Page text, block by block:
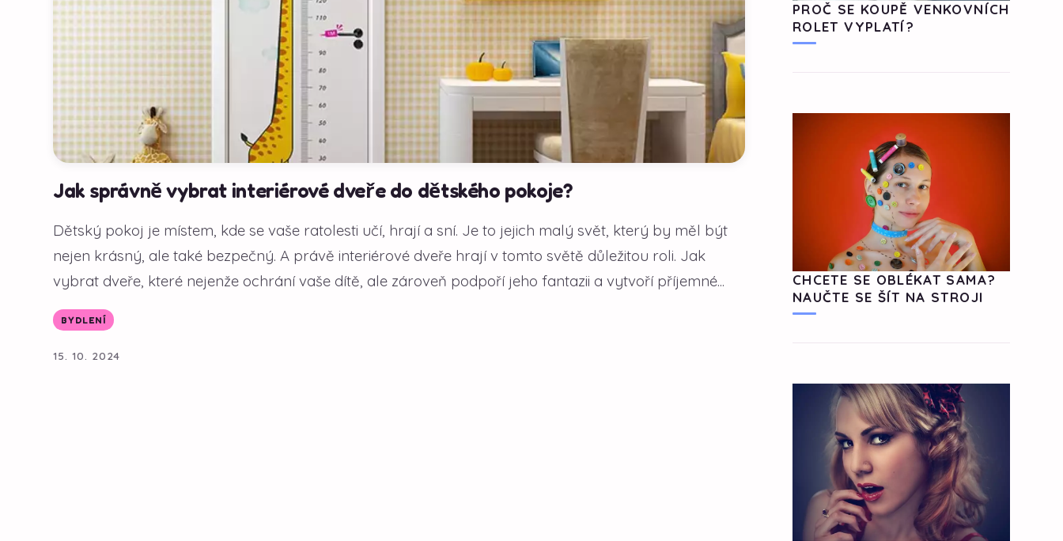
Jak správně vybrat interiérové dveře do dětského pokoje?
Dětský pokoj je místem, kde se vaše ratolesti učí, hrají a sní. Je to jejich malý svět, který by měl být
nejen krásný, ale také bezpečný. A právě interiérové dveře hrají v tomto světě důležitou roli. Jak
vybrat dveře, které nejenže ochrání vaše dítě, ale zároveň podpoří jeho fantazii a vytvoří příjemné...
BYDLENÍ
15. 10. 2024
PROČ SE KOUPĚ VENKOVNÍCH
ROLET VYPLATÍ?
CHCETE SE OBLÉKAT SAMA?
NAUČTE SE ŠÍT NA STROJI